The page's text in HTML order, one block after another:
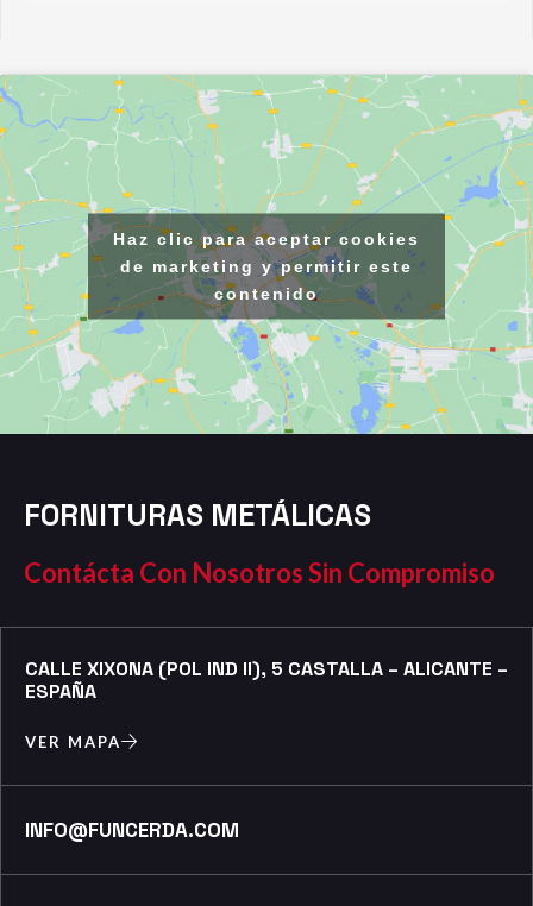
Haz clic para aceptar cookies
de marketing y permitir este
contenido
FORNITURAS METÁLICAS
Contácta Con Nosotros Sin Compromiso
CALLE XIXONA (POL IND II), 5 CASTALLA – ALICANTE –
ESPAÑA
VER MAPA
INFO@FUNCERDA.COM